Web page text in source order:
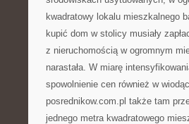
kwadratowy lokalu mieszkalnego
kupić dom w stolicy musiały
z nieruchomością w ogromnym
narastała. W miarę
spowolnienie cen również w
posrednikow.com.pl także tam
jednego metra kwadratowego